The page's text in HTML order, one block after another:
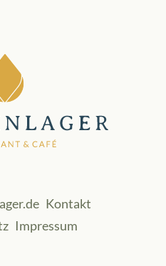
Kontakt
Impressum